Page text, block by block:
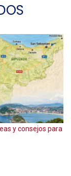
y consejos para